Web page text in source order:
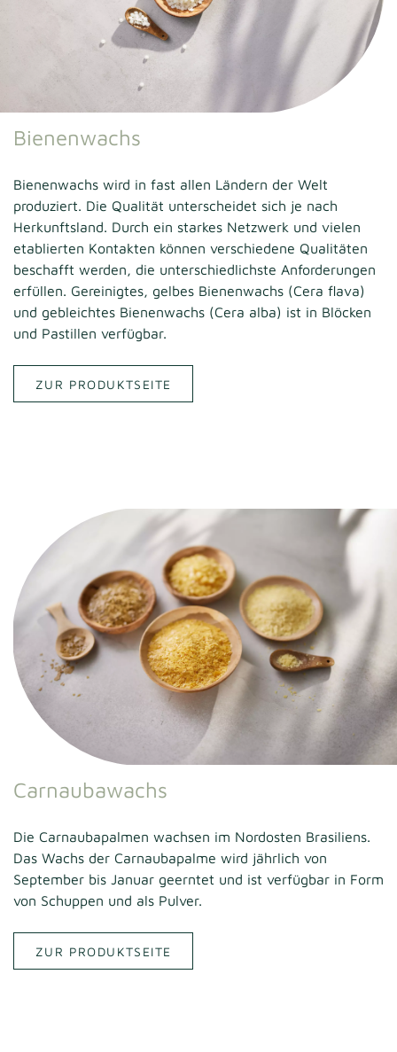
Bienenwachs
Bienenwachs wird in fast allen Ländern der Welt
produziert. Die Qualität unterscheidet sich je nach
Herkunftsland. Durch ein starkes Netzwerk und vielen
etablierten Kontakten können verschiedene Qualitäten
beschafft werden, die unterschiedlichste Anforderungen
erfüllen. Gereinigtes, gelbes Bienenwachs (Cera flava)
und gebleichtes Bienenwachs (Cera alba) ist in Blöcken
und Pastillen verfügbar.
ZUR PRODUKTSEITE
Carnaubawachs
Die Carnaubapalmen wachsen im Nordosten Brasiliens.
Das Wachs der Carnaubapalme wird jährlich von
September bis Januar geerntet und ist verfügbar in Form
von Schuppen und als Pulver.
ZUR PRODUKTSEITE